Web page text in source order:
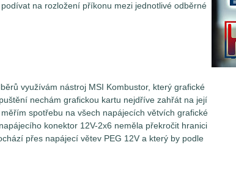
na rozložení příkonu mezi jednotlivé odběrné
využívám nástroj MSI Kombustor, který grafické
nechám grafickou kartu nejdříve zahřát na její
spotřebu na všech napájecích větvích grafické
konektor 12V-2x6 neměla překročit hranici
přes napájecí větev PEG 12V a který by podle